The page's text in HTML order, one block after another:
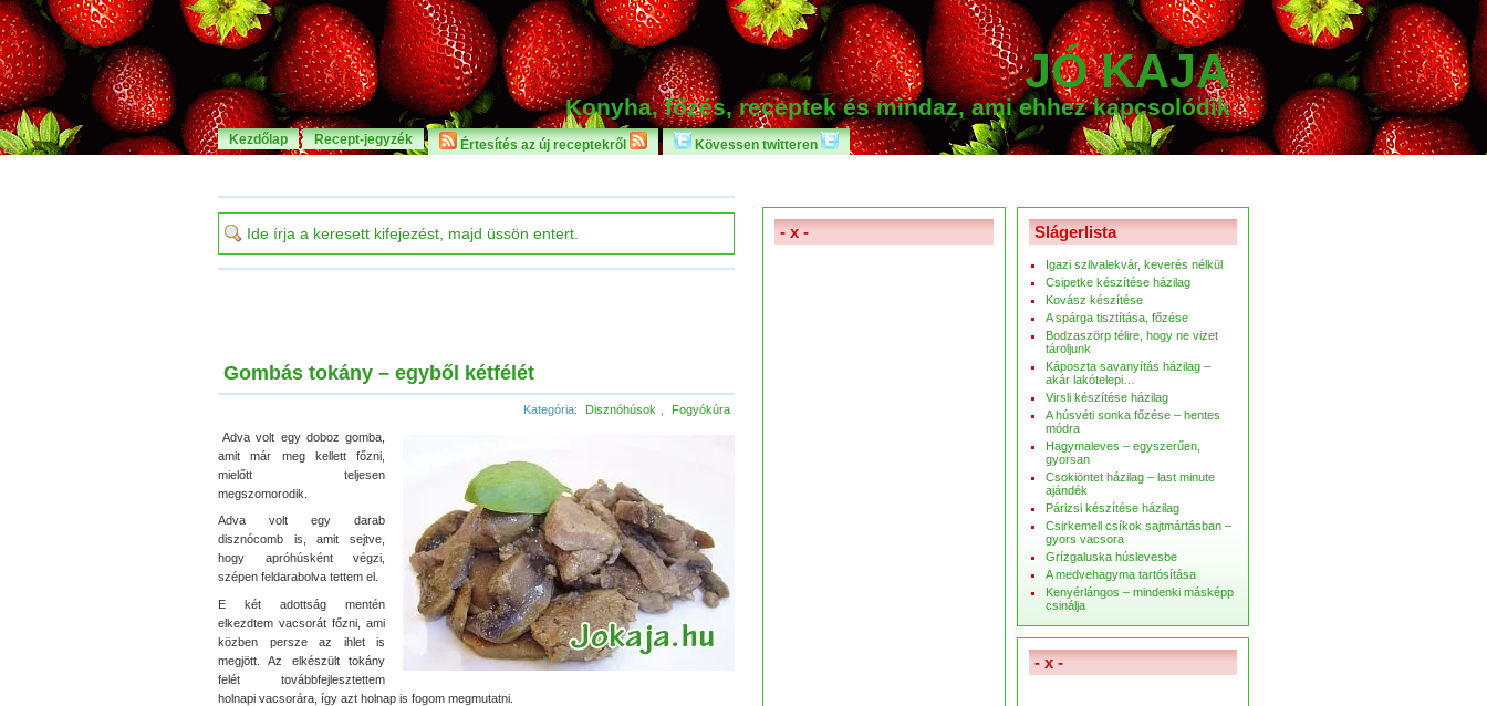
JÓ KAJA
Konyha, főzés, receptek és mindaz, ami ehhez kapcsolódik
Kezdőlap Recept-jegyzék Értesítés az új receptekről Kövessen twitteren
Gombás tokány – egyből kétfélét
Kategória: Disznóhúsok Fogyókúra
Adva volt egy doboz gomba,
amit már meg kellett főzni,
mielőtt teljesen
megszomorodik.
Adva volt egy darab
disznócomb is, amit sejtve,
hogy apróhúsként végzi,
szépen feldarabolva tettem el.
E két adottság mentén
elkezdtem vacsorát főzni, ami
közben persze az ihlet is
megjött. Az elkészült tokány
felét továbbfejlesztettem
holnapi vacsorára, így azt holnap is fogom megmutatni.
- x - Slágerlista
Igazi szilvalekvár, keverés nélkül
Csipetke készítése házilag
Kovász készítése
A spárga tisztítása, főzése
Bodzaszörp télire, hogy ne vizet
tároljunk
Káposzta savanyítás házilag –
akár lakótelepi…
Virsli készítése házilag
A húsvéti sonka főzése – hentes
módra
Hagymaleves – egyszerűen,
gyorsan
Csokiöntet házilag – last minute
ajándék
Párizsi készítése házilag
Csirkemell csíkok sajtmártásban –
gyors vacsora
Grízgaluska húslevesbe
A medvehagyma tartósítása
Kenyérlángos – mindenki másképp
csinálja
- x -